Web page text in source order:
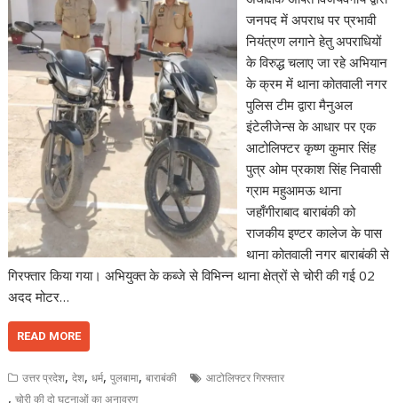
जनपद में अपराध पर प्रभावी
नियंत्रण लगाने हेतु अपराधियों
के विरुद्ध चलाए जा रहे अभियान
के क्रम में थाना कोतवाली नगर
पुलिस टीम द्वारा मैनुअल
इंटेलीजेन्स के आधार पर एक
आटोलिफ्टर कृष्ण कुमार सिंह
पुत्र ओम प्रकाश सिंह निवासी
ग्राम महुआमऊ थाना
जहाँगीराबाद बाराबंकी को
राजकीय इण्टर कालेज के पास
थाना कोतवाली नगर बाराबंकी से
गिरफ्तार किया गया। अभियुक्त के कब्जे से विभिन्न थाना क्षेत्रों से चोरी की गई 02
अदद मोटर…
READ MORE
उत्तर प्रदेश,देश,धर्म,पुलबामा,बाराबंकी आटोलिफ्टर गिरफ्तार
,चोरी की दो घटनाओं का अनावरण